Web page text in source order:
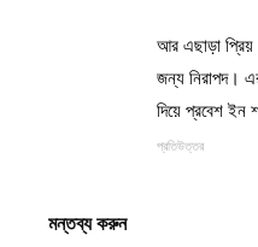
আর এছাড়া প্রিয়
জন্য নিরাপদ।
দিয়ে প্রবেশ ইন
প্রতিউত্তর
মন্তব্য করুন